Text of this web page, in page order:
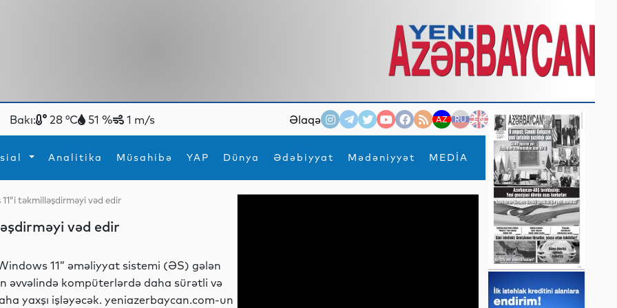
Bakı: 28 °C 51 % 1 m/s Əlaqə AZ RU EN
Analitika Müsahibə YAP Dünya Ədəbiyyat Mədəniyyət MEDİA
×
İdmanYeni texnologiyalar
təkmilləşdirməyi vəd edir
vəd edir
11” əməliyyat sistemi (ƏS) gələn
əvvəlində kompüterlərdə daha sürətli və
yaxşı işləyəcək. yeniazerbaycan.com-un